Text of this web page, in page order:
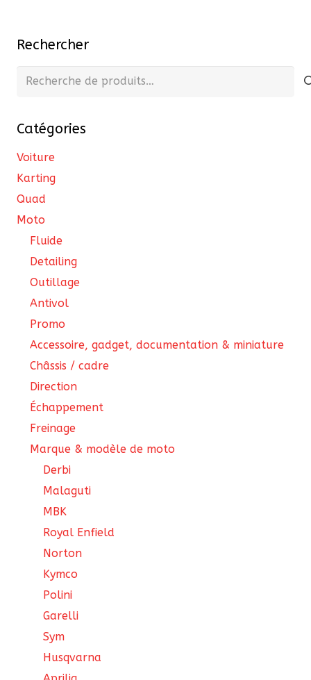
choisies
Rechercher
Recherche
Catégories
Voiture
Karting
Quad
Moto
Fluide
Detailing
Outillage
Antivol
Promo
Accessoire, gadget, documentation & miniature
Châssis / cadre
Direction
Échappement
Freinage
Marque & modèle de moto
Derbi
Malaguti
MBK
Royal Enfield
Norton
Kymco
Polini
Garelli
Sym
Husqvarna